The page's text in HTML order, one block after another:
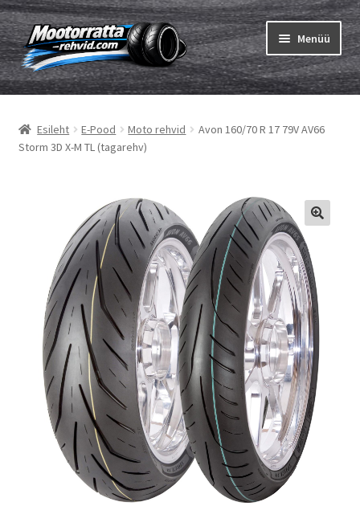
Liigu
navigeerimisele
Liigu
sisu
juurde
Menüü
Rehvid
Ava
Sisekumm
Ava
Ava
Brändid
Testid
Kontakt
Esileht E-Pood Moto rehvid
Avon 160/70 R 17 79V AV66
Storm 3D X-M TL (tagarehv)